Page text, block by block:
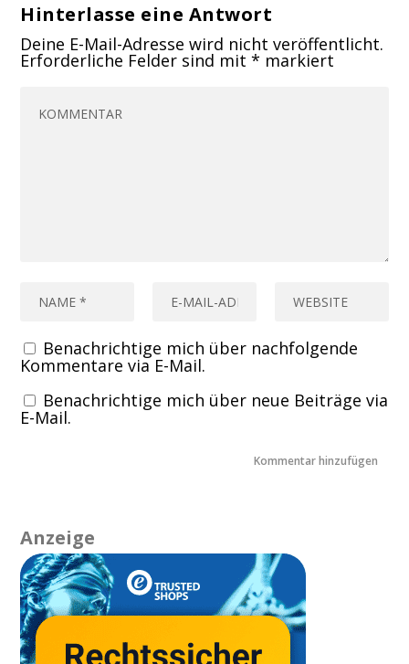
Hinterlasse eine Antwort
Deine E-Mail-Adresse wird nicht veröffentlicht.
Erforderliche Felder sind mit* markiert
Benachrichtige mich über nachfolgende
Kommentare via E-Mail.
Benachrichtige mich über neue Beiträge via
E-Mail.
Anzeige